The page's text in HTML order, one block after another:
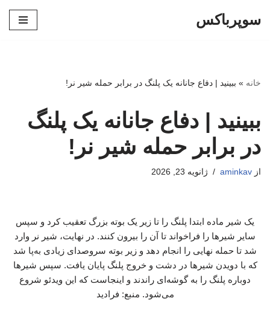
سوپرباکس
خانه » ببینید | دفاع جانانه یک پلنگ در برابر حمله شیر نر!
ببینید | دفاع جانانه یک پلنگ
در برابر حمله شیر نر!
از aminkav ژانویه 23, 2026
یک شیر ماده ابتدا پلنگ را تا زیر یک بوته بزرگ تعقیب کرد و سپس
سایر شیرها را فراخواند تا آن را بیرون کنند. در نهایت، شیر نر وارد
شد تا حمله نهایی را انجام دهد و زیر بوته سروصدای زیادی به‌پا شد
که با دویدن شیرها در دشت و خروج پلنگ پایان یافت. سپس شیرها
دوباره پلنگ را به گوشه‌ای راندند و اینجاست که این ویدئو شروع
می‌شود. منبع: فرادید